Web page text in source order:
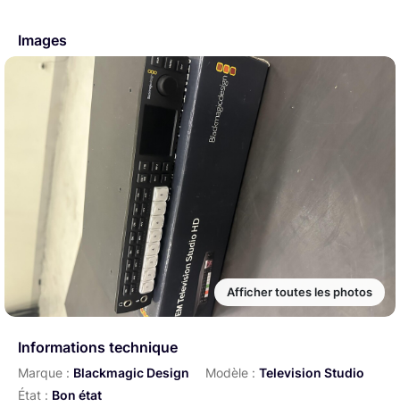
Images
Afficher toutes les photos
Informations technique
Marque : Blackmagic Design Modèle : Television Studio
État : Bon état